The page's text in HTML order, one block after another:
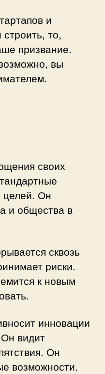
и
то,
призвание.
вы
своих
целей. Он
и общества в
сквозь
риски.
к новым
инновации
видит
Он
возможности.